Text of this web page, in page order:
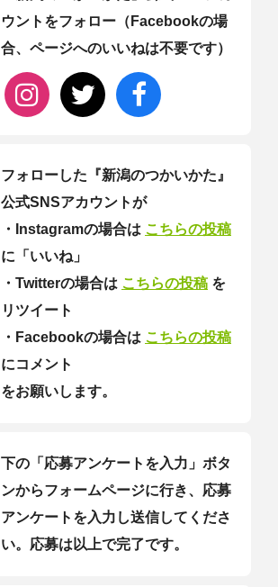
ウントをフォロー（Facebookの場
合、ページへのいいねは不要です）
フォローした『新潟のつかいかた』
公式SNSアカウントが
・Instagramの場合は こちらの投稿
に「いいね」
・Twitterの場合は こちらの投稿 を
リツイート
・Facebookの場合は こちらの投稿
にコメント
をお願いします。
下の「応募アンケートを入力」ボタ
ンからフォームページに行き、応募
アンケートを入力し送信してくださ
い。応募は以上で完了です。